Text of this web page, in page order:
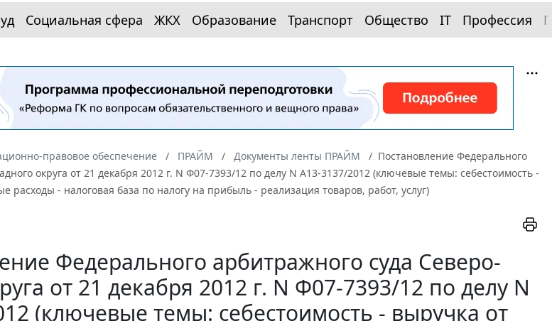
Социальная сфера ЖКХ Образование Транспорт Общество IT Профессия
правовое обеспечение ПРАЙМ Документы ленты ПРАЙМ
Постановление Федерального
округа от 21 декабря 2012 г. N Ф07-7393/12 по делу N А13-3137/2012 (ключевые темы: себестоимость -
расходы - налоговая база по налогу на прибыль - реализация товаров, работ, услуг)
Федерального арбитражного суда Северо-
от 21 декабря 2012 г. N Ф07-7393/12 по делу N
(ключевые темы: себестоимость - выручка от